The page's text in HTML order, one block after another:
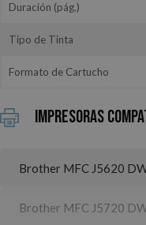
Duración (pág.)
Tipo de Tinta
Formato de Cartucho
Impresoras
Brother MFC J5620
Brother MFC J5720